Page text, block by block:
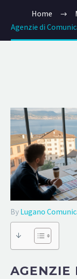
Home
Agenzie di
By Lugano
↓
AGENZIE